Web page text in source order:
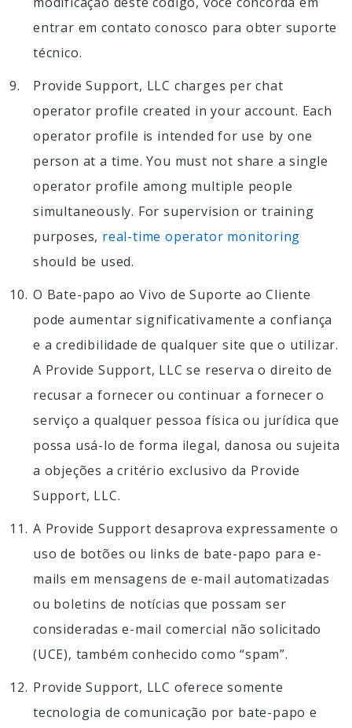
entrar em contato conosco para obter suporte
técnico.
Provide Support, LLC charges per chat
operator profile created in your account. Each
operator profile is intended for use by one
person at a time. You must not share a single
operator profile among multiple people
simultaneously. For supervision or training
purposes, real-time operator monitoring
should be used.
O Bate-papo ao Vivo de Suporte ao Cliente
pode aumentar significativamente a confiança
e a credibilidade de qualquer site que o utilizar.
A Provide Support, LLC se reserva o direito de
recusar a fornecer ou continuar a fornecer o
serviço a qualquer pessoa física ou jurídica que
possa usá-lo de forma ilegal, danosa ou sujeita
a objeções a critério exclusivo da Provide
Support, LLC.
A Provide Support desaprova expressamente o
uso de botões ou links de bate-papo para e-
mails em mensagens de e-mail automatizadas
ou boletins de notícias que possam ser
consideradas e-mail comercial não solicitado
(UCE), também conhecido como “spam”.
Provide Support, LLC oferece somente
tecnologia de comunicação por bate-papo e